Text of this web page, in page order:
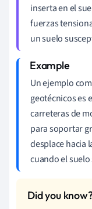
inserta en el
fuerzas
un suelo
Un ejemplo
geotécnicos es
carreteras de
para soportar
desplace hacia
cuando el suelo